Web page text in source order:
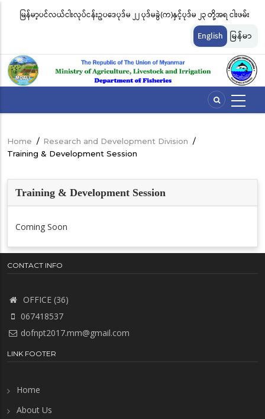
မြန်မာ့ပင်လယ်ငါးလုပ်ငန်းဥပဒေပုဒ်မ ၂၂ ပုဒ်မခွဲ(က)နှင့်ပုဒ်မ ၂၃ တို့အရ ငါးဖမ်း
ကိရိယာအမျိုးအစားအလိုက် လိုင်စင်ခနှုန်းထားများကို အောက်ပါအတိုင်း
English မြန်မာ
Breadcrumb
Home / Research and Development Division /
Training & Development Session
Training & Development Session
Coming Soon
CONTACT INFO
OFFICE (36)
067418537
dofnpt2017.mm@gmail.com
LINK FOOTER
Home
About Us